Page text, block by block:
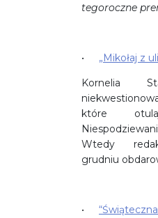
tegoroczne
„Mikołaj z
Kornelia
które
Wtedy
grudniu